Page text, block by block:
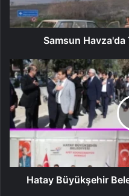
Samsun Havza'da
Hatay Büyükşehir